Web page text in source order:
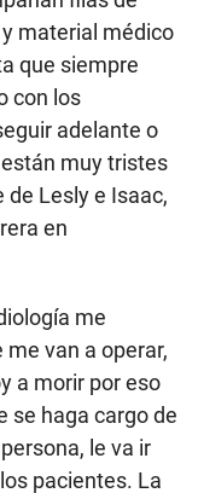
material médico
que siempre
con los
adelante o
muy tristes
de Lesly e Isaac,
en
me
me van a operar,
a morir por eso
se haga cargo de
le va ir
pacientes. La